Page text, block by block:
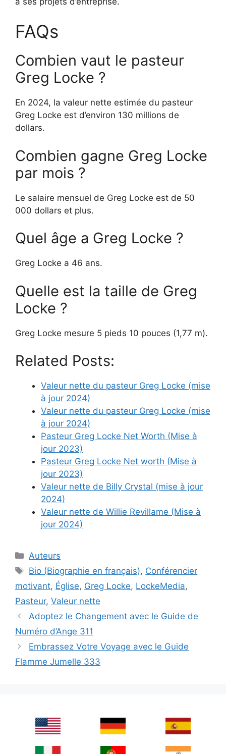
FAQs
Combien vaut le pasteur
Greg Locke ?
En 2024, la valeur nette estimée du pasteur
Greg Locke est d’environ 130 millions de
dollars.
Combien gagne Greg Locke
par mois ?
Le salaire mensuel de Greg Locke est de 50
000 dollars et plus.
Quel âge a Greg Locke ?
Greg Locke a 46 ans.
Quelle est la taille de Greg
Locke ?
Greg Locke mesure 5 pieds 10 pouces (1,77 m).
Related Posts:
Valeur nette du pasteur Greg Locke (mise
à jour 2024)
Valeur nette du pasteur Greg Locke (mise
à jour 2024)
Pasteur Greg Locke Net Worth (Mise à
jour 2023)
Pasteur Greg Locke Net worth (Mise à
jour 2023)
Valeur nette de Billy Crystal (mise à jour
2024)
Valeur nette de Willie Revillame (Mise à
jour 2024)
Categories
Auteurs
Tags
Bio (Biographie en français), Conférencier
motivant, Église, Greg Locke, LockeMedia,
Pasteur, Valeur nette
Adoptez le Changement avec le Guide de
Numéro d’Ange 311
Embrassez Votre Voyage avec le Guide
Flamme Jumelle 333